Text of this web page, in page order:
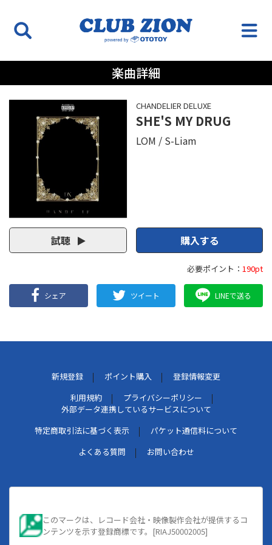
楽曲詳細
CHANDELIER DELUXE
SHE'S MY DRUG
LOM S-Liam
試聴 購入する
必要ポイント： 190pt
シェア ツイート LINEで送る
新規登録 ポイント購入
登録情報変更
利用規約
プライバシーポリシー
外部データ連携しているサービスについて
特定商取引法に基づく表示
パケット通信料について
よくある質問
お問い合わせ
このマークは、レコード会社・映像製作会社が提供するコ
ンテンツを示す登録商標です。[RIAJ50002005]